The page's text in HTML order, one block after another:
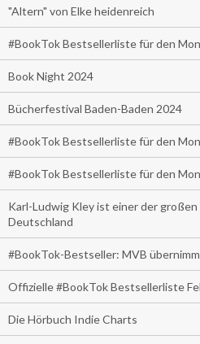
"Altern" von Elke heidenreich
#BookTok Bestsellerliste für den
Book Night 2024
Bücherfestival Baden-Baden 2024
#BookTok Bestsellerliste für den
#BookTok Bestsellerliste für den
Karl-Ludwig Kley ist einer der
Deutschland
#BookTok-Bestseller: MVB
Offizielle #BookTok Bestsellerliste
Die Hörbuch Indie Charts